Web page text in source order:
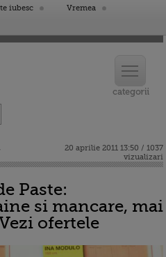
iubesc
Vremea
20 aprilie 2011 13:50 / 1037
vizualizari
Paste:
si mancare, mai
ofertele